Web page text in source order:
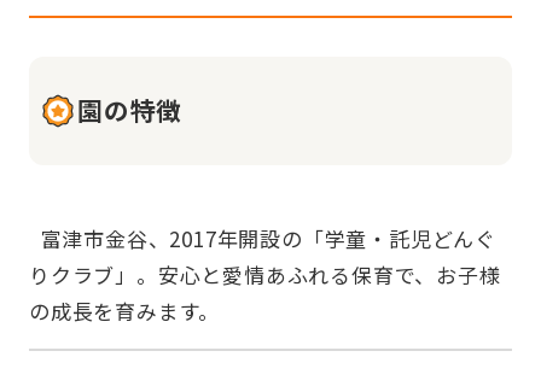
園の特徴
りクラブ」。安心と愛情あふれる保育で、お子様